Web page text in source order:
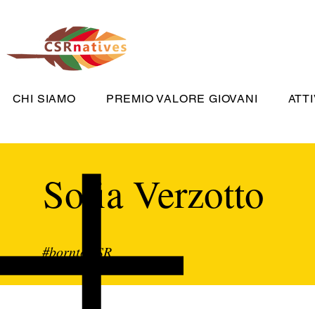
CHI SIAMO PREMIO VALORE GIOVANI
Sofia Verzotto
#borntoCSR